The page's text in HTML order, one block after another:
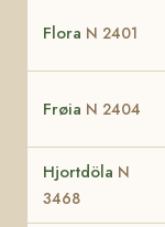
Flora N 2401
Frøia N 2404
Hjortdöla N
3468